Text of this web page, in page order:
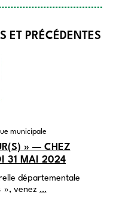
ET PRÉCÉDENTES
municipale
» — CHEZ
31 MAI 2024
départementale
», venez …